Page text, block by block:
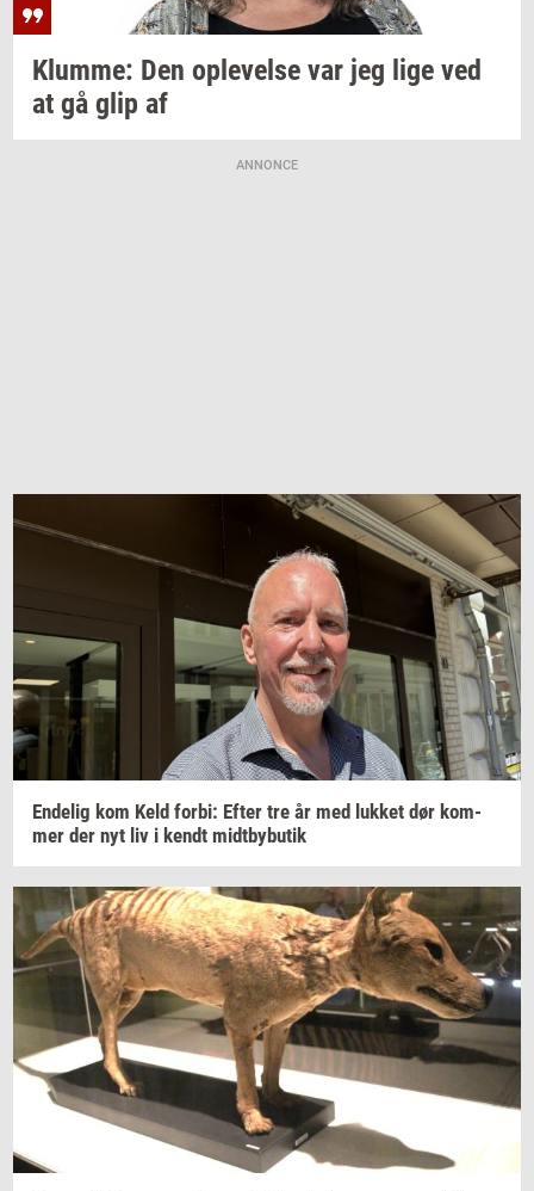
Klum­me: Den op­le­vel­se var jeg lige ved
at gå glip af
ANNONCE
En­de­lig kom Keld forbi: Efter tre år med luk­ket dør kom­
mer der nyt liv i kendt midt­by­bu­tik